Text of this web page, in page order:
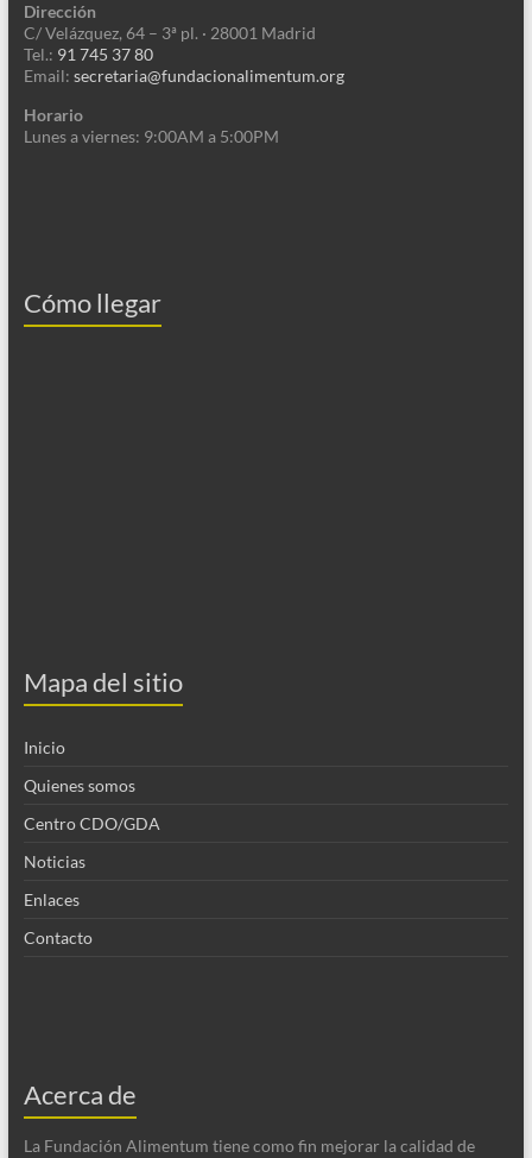
Dirección
C/ Velázquez, 64 – 3ª pl. · 28001 Madrid
Tel.: 91 745 37 80
Email: secretaria@fundacionalimentum.org
Horario
Lunes a viernes: 9:00AM a 5:00PM
Cómo llegar
Mapa del sitio
Inicio
Quienes somos
Centro CDO/GDA
Noticias
Enlaces
Contacto
Acerca de
La Fundación Alimentum tiene como fin mejorar la calidad de